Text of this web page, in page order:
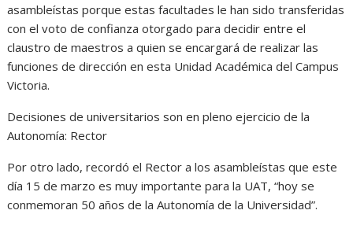
asambleístas porque estas facultades le han sido transferidas
con el voto de confianza otorgado para decidir entre el
claustro de maestros a quien se encargará de realizar las
funciones de dirección en esta Unidad Académica del Campus
Victoria.
Decisiones de universitarios son en pleno ejercicio de la
Autonomía: Rector
Por otro lado, recordó el Rector a los asambleístas que este
día 15 de marzo es muy importante para la UAT, “hoy se
conmemoran 50 años de la Autonomía de la Universidad”.